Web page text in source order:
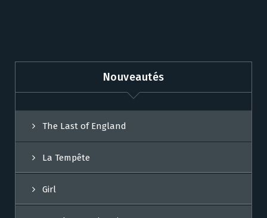
Nouveautés
The Last of England
La Tempête
Girl